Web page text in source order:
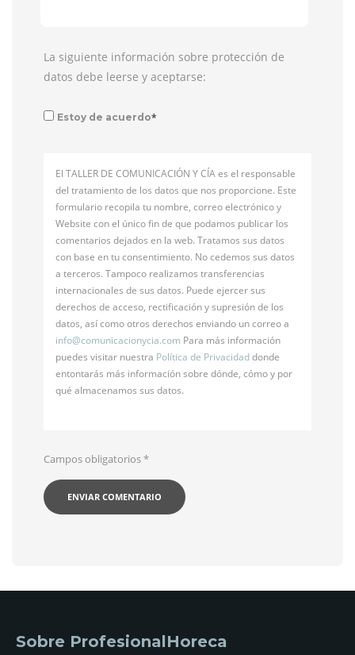
La siguiente información sobre protección de
datos debe leerse y aceptarse:
Estoy de acuerdo*
El TALLER DE COMUNICACIÓN Y CÍA es el responsable
del tratamiento de los datos que nos proporcione. Este
formulario recopila tu nombre, correo electrónico y
Website con el único fin de que podamos publicar los
comentarios dejados en la web. Tratamos sus datos
con base en tu consentimiento. No cedemos sus datos
a terceros. Tampoco realizamos transferencias
internacionales de sus datos. Puede ejercer sus
derechos de acceso, rectificación y supresión de los
datos, así como otros derechos enviando un correo a
info@comunicacionycia.com Para más información
puedes visitar nuestra Política de Privacidaddonde
entontarás más información sobre dónde, cómo y por
qué almacenamos sus datos.
Campos obligatorios*
Sobre ProfesionalHoreca